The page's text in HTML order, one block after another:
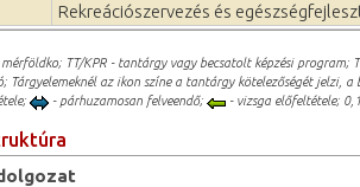
Rekreációszervezés és
TT/KPR - tantárgy vagy becsatolt képzési program;
Tárgyelemeknél az ikon színe a tantárgy kötelezőségét jelzi,
- párhuzamosan felveendő; - vizsga előfeltétele;